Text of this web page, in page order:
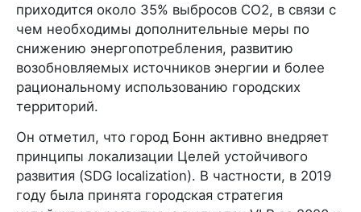
приходится около 35% выбросов CO2, в связи с
чем необходимы дополнительные меры по
снижению энергопотребления, развитию
возобновляемых источников энергии и более
рациональному использованию городских
территорий.
Он отметил, что город Бонн активно внедряет
принципы локализации Целей устойчивого
развития (SDG localization). В частности, в 2019
году была принята городская стратегия